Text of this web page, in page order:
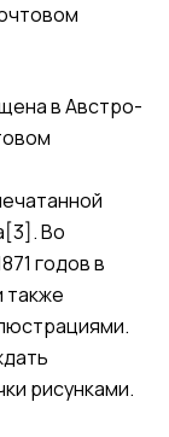
вАвстро-
[3] . Во
годов в
также
рисунками.